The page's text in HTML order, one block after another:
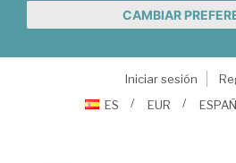
CAMBIAR
Iniciar sesión
ES
EUR